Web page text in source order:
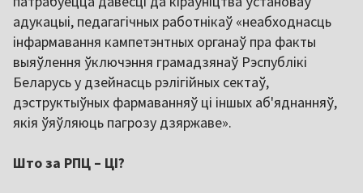
адукацыі, педагагічных работнікаў «неабходнасць
інфармавання кампетэнтных органаў пра факты
выяўлення ўключэння грамадзянаў Рэспублікі
Беларусь у дзейнасць рэлігійных сектаў,
дэструктыўных фармаванняў ці іншых аб'яднанняў,
якія ўяўляюць пагрозу дзяржаве».
Што за РПЦ – ЦІ?